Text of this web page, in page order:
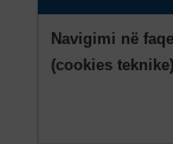
Navigimi në faqe
(cookies teknike)